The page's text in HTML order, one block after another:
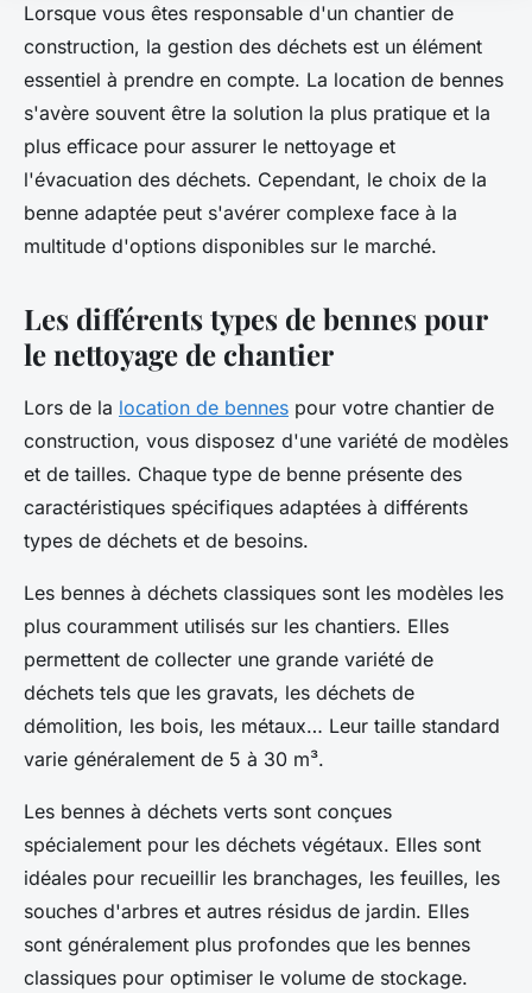
Lorsque vous êtes responsable d'un chantier de
construction, la gestion des déchets est un élément
essentiel à prendre en compte. La location de bennes
s'avère souvent être la solution la plus pratique et la
plus efficace pour assurer le nettoyage et
l'évacuation des déchets. Cependant, le choix de la
benne adaptée peut s'avérer complexe face à la
multitude d'options disponibles sur le marché.
Les différents types de bennes pour
le nettoyage de chantier
Lors de la location de bennes pour votre chantier de
construction, vous disposez d'une variété de modèles
et de tailles. Chaque type de benne présente des
caractéristiques spécifiques adaptées à différents
types de déchets et de besoins.
Les bennes à déchets classiques sont les modèles les
plus couramment utilisés sur les chantiers. Elles
permettent de collecter une grande variété de
déchets tels que les gravats, les déchets de
démolition, les bois, les métaux… Leur taille standard
varie généralement de 5 à 30 m³.
Les bennes à déchets verts sont conçues
spécialement pour les déchets végétaux. Elles sont
idéales pour recueillir les branchages, les feuilles, les
souches d'arbres et autres résidus de jardin. Elles
sont généralement plus profondes que les bennes
classiques pour optimiser le volume de stockage.